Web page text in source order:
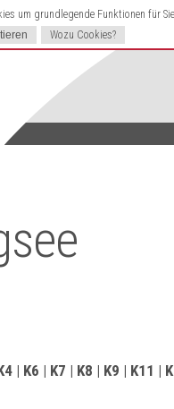
um grundlegende Funktionen für
Wozu Cookies?
| K6 | K7 | K8 | K9 | K11 |